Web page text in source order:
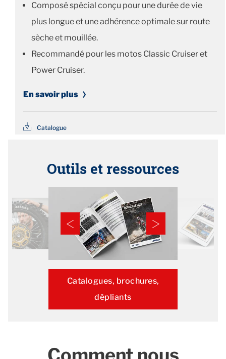
Composé spécial conçu pour une durée de vie
plus longue et une adhérence optimale sur route
sèche et mouillée.
Recommandé pour les motos Classic Cruiser et
Power Cruiser.
En savoir plus
Catalogue
Outils et ressources
Catalogues, brochures,
dépliants